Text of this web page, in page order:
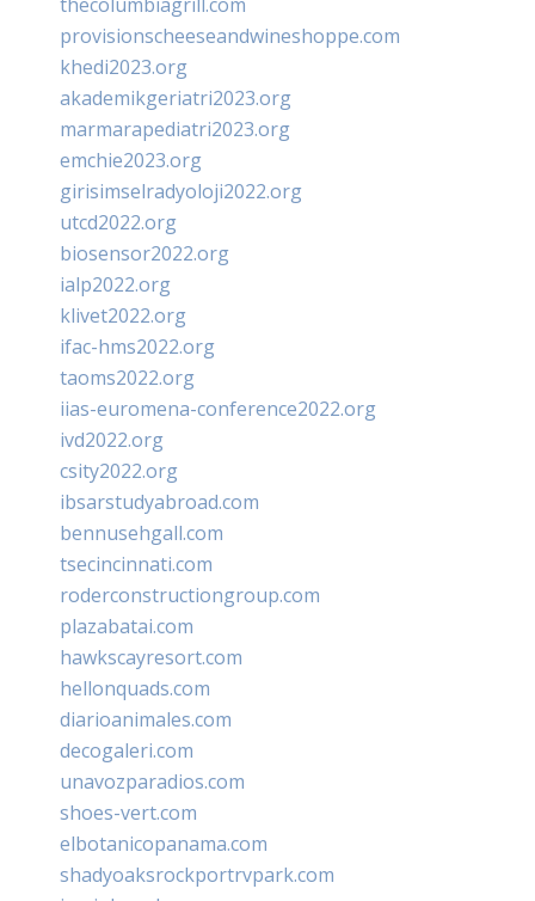
provisionscheeseandwineshoppe.com
khedi2023.org
akademikgeriatri2023.org
marmarapediatri2023.org
emchie2023.org
girisimselradyoloji2022.org
utcd2022.org
biosensor2022.org
ialp2022.org
klivet2022.org
ifac-hms2022.org
taoms2022.org
iias-euromena-conference2022.org
ivd2022.org
csity2022.org
ibsarstudyabroad.com
bennusehgall.com
tsecincinnati.com
roderconstructiongroup.com
plazabatai.com
hawkscayresort.com
hellonquads.com
diarioanimales.com
decogaleri.com
unavozparadios.com
shoes-vert.com
elbotanicopanama.com
shadyoaksrockportrvpark.com